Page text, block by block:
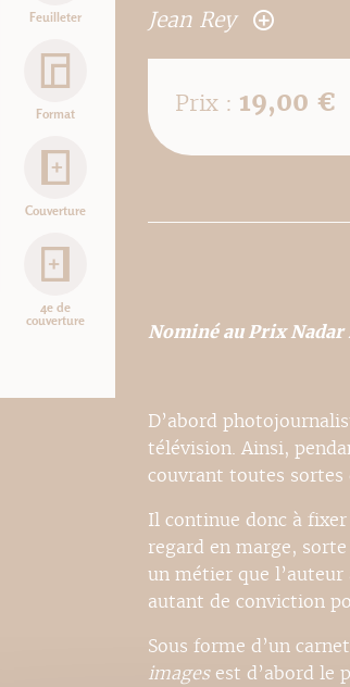
Jean Rey
Feuilleter
Format
Couverture
4e de
couverture
Prix : 19,00 €
Nominé au Prix Nadar
D’abord
télévision. Ainsi,
couvrant toutes sortes
Il continue donc à
regard en marge,
un métier que
autant de conviction
Sous forme d’un
images est d’abord le